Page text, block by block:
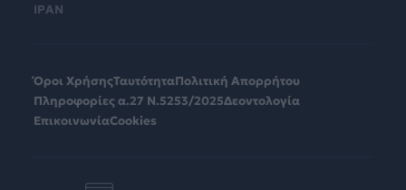
ΙΡΑΝ
Όροι ΧρήσηςΤαυτότηταΠολιτική Απορρήτου
Πληροφορίες α.27 Ν.5253/2025Δεοντολογία
ΕπικοινωνίαCookies